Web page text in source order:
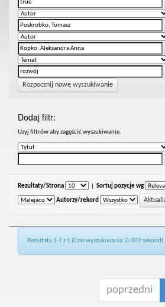
Rozpocznij nowe wyszukiwanie
Dodaj filtr:
Uzyj filtrów aby zagęścić wyszukiwanie.
Rezultaty/Strona Sortuj pozycje wg
Autorzy/rekord
Rezultaty 1-1 z 1 (Czas wyszukiwania: 0.002 sekund).
poprzedni